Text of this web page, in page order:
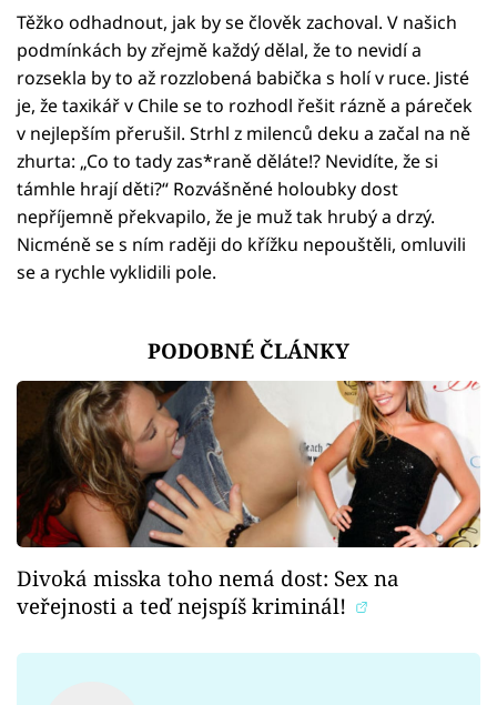
Těžko odhadnout, jak by se člověk zachoval. V našich
podmínkách by zřejmě každý dělal, že to nevidí a
rozsekla by to až rozzlobená babička s holí v ruce. Jisté
je, že taxikář v Chile se to rozhodl řešit rázně a páreček
v nejlepším přerušil. Strhl z milenců deku a začal na ně
zhurta: „Co to tady zas*raně děláte!? Nevidíte, že si
támhle hrají děti?“ Rozvášněné holoubky dost
nepříjemně překvapilo, že je muž tak hrubý a drzý.
Nicméně se s ním raději do křížku nepouštěli, omluvili
se a rychle vyklidili pole.
PODOBNÉ ČLÁNKY
Divoká misska toho nemá dost: Sex na
veřejnosti a teď nejspíš kriminál!